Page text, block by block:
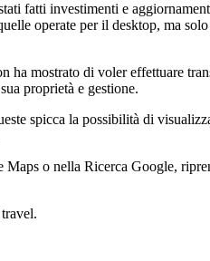
fatti investimenti e
operate per il desktop, ma
mostrato di voler effettuare
proprietà e gestione.
spicca la possibilità di
o nella Ricerca Google,